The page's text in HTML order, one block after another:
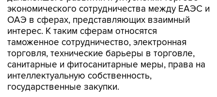
экономического сотрудничества между ЕАЭС и
ОАЭ в сферах, представляющих взаимный
интерес. К таким сферам относятся
таможенное сотрудничество, электронная
торговля, технические барьеры в торговле,
санитарные и фитосанитарные меры, права на
интеллектуальную собственность,
государственные закупки.